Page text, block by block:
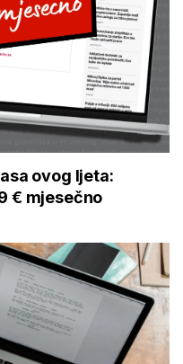
ovog ljeta:
€ mjesečno